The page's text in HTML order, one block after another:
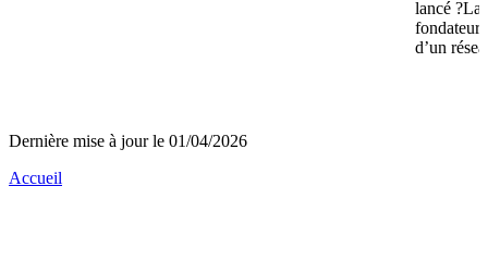
lancé ?La
d’un
Dernière mise à jour le 01/04/2026
Accueil